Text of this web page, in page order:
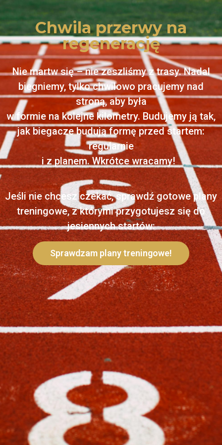
Chwila przerwy na
regenerację
Nie martw się – nie zeszliśmy z trasy. Nadal
biegniemy, tylko chwilowo pracujemy nad
stroną, aby była
w formie na kolejne kilometry. Budujemy ją tak,
jak biegacze budują formę przed startem:
regularnie
i z planem. Wkrótce wracamy!
Jeśli nie chcesz czekać, sprawdź gotowe plany
treningowe, z którymi przygotujesz się do
jesiennych startów:
Sprawdzam plany treningowe!